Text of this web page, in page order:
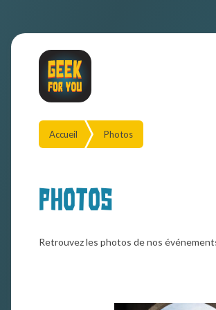
Accueil Photos
Photos
Retrouvez les photos de nos